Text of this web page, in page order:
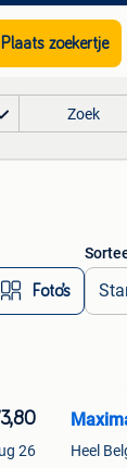
Plaats zoekertje
Zoek
Foto’s
26 Heel